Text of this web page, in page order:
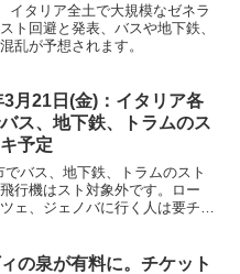
イタリア全土で大規模なゼネラ
ト回避と発表、バスや地下鉄、
乱が予想されます。
月21日(金)：イタリア各
ス、地下鉄、トラムのス
予定
バス、地下鉄、トラムのスト
行機はスト対象外です。ロー
ェ、ジェノバに行く人は要チェ
ィの泉が有料に。チケット